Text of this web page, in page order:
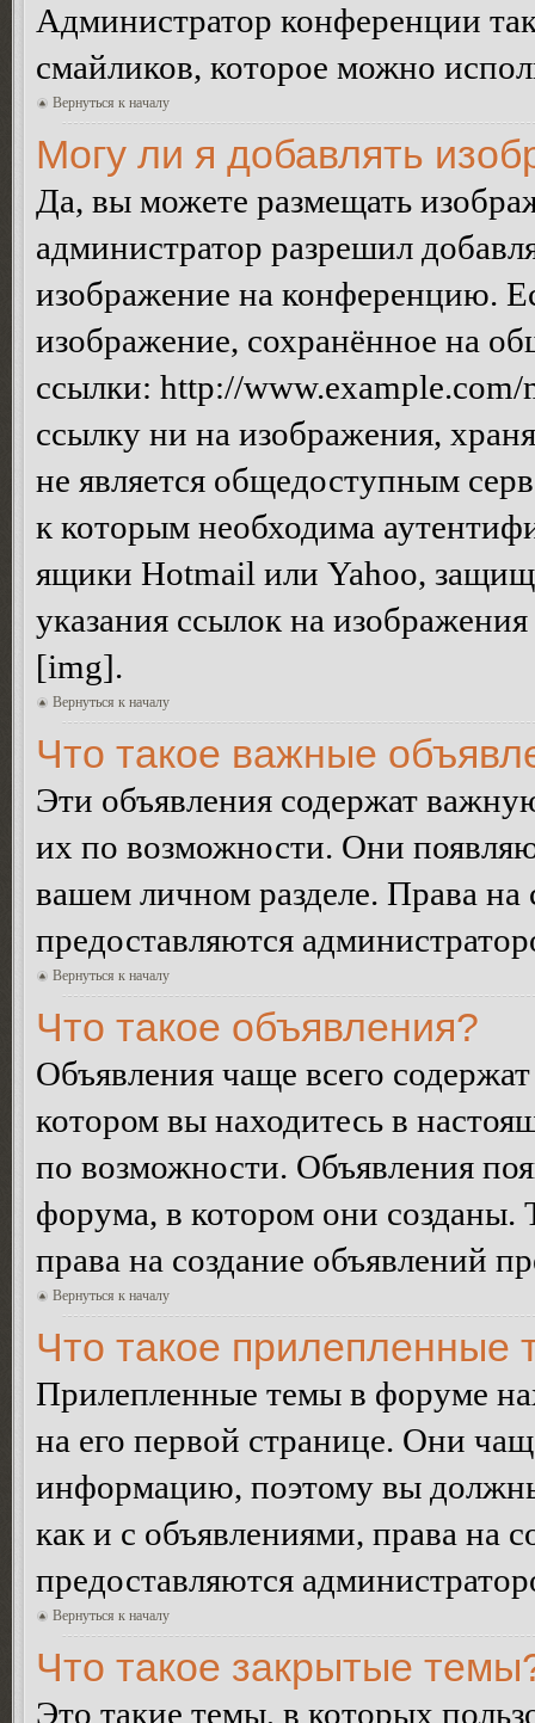
Администратор конференции
смайликов, которое можно
Вернуться к началу
Могу ли я добавлять
Да, вы можете размещать
администратор разрешил
изображение на конференцию.
изображение, сохранённое на
ссылки: http://
ссылку ни на изображения,
не является общедоступным
к которым необходима
ящики Hotmail или Yahoo,
указания ссылок на
[img].
Вернуться к началу
Что такое важные
Эти объявления содержат
их по возможности. Они
вашем личном разделе. Права
предоставляются
Вернуться к началу
Что такое объявления?
Объявления чаще всего
котором вы находитесь в
по возможности. Объявления
форума, в котором они
права на создание объявлений
Вернуться к началу
Что такое прилепленные
Прилепленные темы в форуме
на его первой странице. Они
информацию, поэтому вы
как и с объявлениями, права на
предоставляются
Вернуться к началу
Что такое закрытые
Это такие темы, в которых